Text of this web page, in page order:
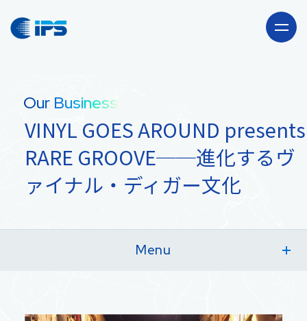
会社情報
Our Business
事業紹介
Our Business
VINYL GOES AROUND presents
RARE GROOVE──進化するヴ
ァイナル・ディガー文化
Menu